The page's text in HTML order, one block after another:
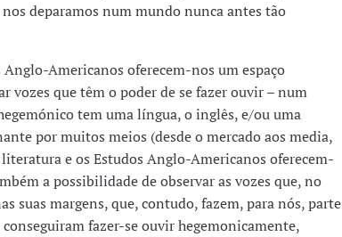
deparamos num mundo nunca antes tão
Americanos oferecem-nos um espaço
vozes que têm o poder de se fazer ouvir – num
tem uma língua, o inglês, e/ou uma
por muitos meios (desde o mercado aos media,
e os Estudos Anglo-Americanos oferecem-
a possibilidade de observar as vozes que, no
suas margens, que, contudo, fazem, para nós, parte
fazer-se ouvir hegemonicamente,